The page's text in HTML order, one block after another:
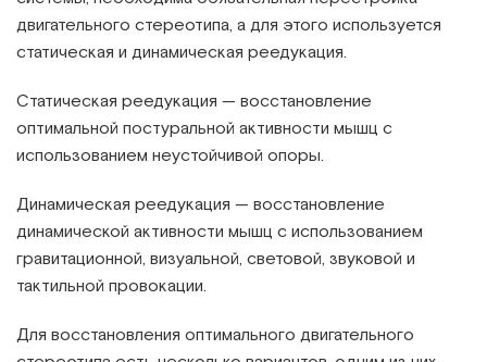
двигательного стереотипа, а для этого используется
статическая и динамическая реедукация.
Статическая реедукация — восстановление
оптимальной постуральной активности мышц с
использованием неустойчивой опоры.
Динамическая реедукация — восстановление
динамической активности мышц с использованием
гравитационной, визуальной, световой, звуковой и
тактильной провокации.
Для восстановления оптимального двигательного